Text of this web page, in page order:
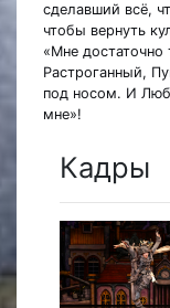
сделавший всё,
чтобы вернуть
«Мне
Растроганный,
под носом. И
мне»!
Кадры